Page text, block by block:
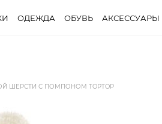
ОДЕЖДА ОБУВЬ АКСЕССУАРЫ
ШЕРСТИ С ПОМПОНОМ TOPTOP